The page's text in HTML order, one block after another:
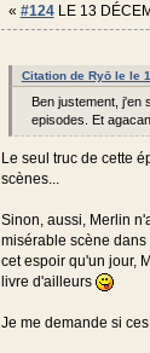
« #124LE 13
Citation de Ryō le le
Ben justement, j'en
episodes. Et
Le seul truc de cette
scènes...
Sinon, aussi, Merlin
misérable scène dans
cet espoir qu'un jour,
livre d'ailleurs
Je me demande si